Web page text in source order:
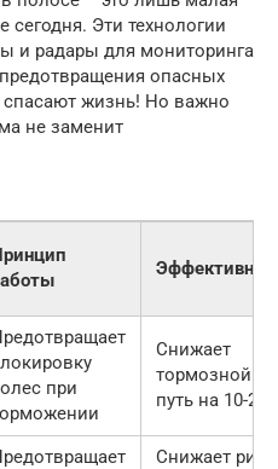
сегодня. Эти технологии
и радары для мониторинга
опасных
жизнь! Но важно
не заменит
при
Снижает
тормозной
путь на 10-
Снижает риск